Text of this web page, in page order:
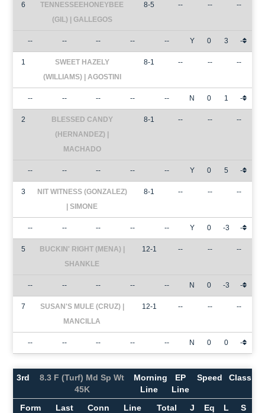
6
TENNESSEEHONEYBEE
(GIL) | GALLEGOS
8-5 -- -- --
-- -- -- -- -- Y 0 3 -
1
SWEET HAZELY
(WILLIAMS) | AGOSTINI
8-1 -- -- --
-- -- -- -- -- N 0 1 -
2
BLESSED CANDY
(HERNANDEZ) |
MACHADO
8-1 -- -- --
-- -- -- -- -- Y 0 5 -
3
NIT WITNESS (GONZALEZ)
| SIMONE
8-1 -- -- --
-- -- -- -- -- Y 0 -3 -
5
BUCKIN' RIGHT (MENA) |
SHANKLE
12-1 -- -- --
-- -- -- -- -- N 0 -3 -
7
SUSAN'S MULE (CRUZ) |
MANCILLA
12-1 -- -- --
-- -- -- -- -- N 0 0 -
3rd
8.3 F (Turf) Md Sp Wt
45K
Morning
Line
EP
Line
Speed Class
Form Last Conn Line Total J Eq L S